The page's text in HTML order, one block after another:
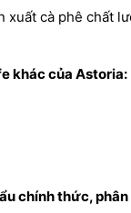
xuất cà phê chất
khác của Astoria:
chính thức,